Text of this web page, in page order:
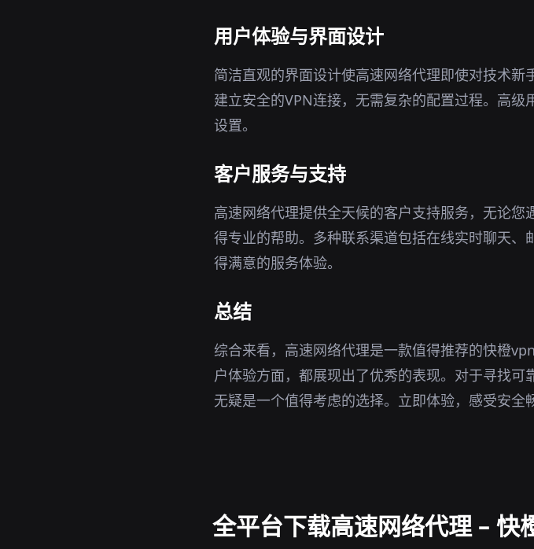
用户体验与界面设计
简洁直观的界面设计使高速网络代理即使对技术
建立安全的VPN连接，无需复杂的配置过程。高
设置。
客户服务与支持
高速网络代理提供全天候的客户支持服务，无论
得专业的帮助。多种联系渠道包括在线实时聊天
得满意的服务体验。
总结
综合来看，高速网络代理是一款值得推荐的快橙
户体验方面，都展现出了优秀的表现。对于寻找
无疑是一个值得考虑的选择。立即体验，感受安全
全平台下载高速网络代理 –